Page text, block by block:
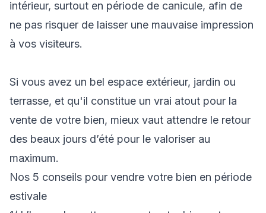
intérieur, surtout en période de canicule, afin de
ne pas risquer de laisser une mauvaise impression
à vos visiteurs.
Si vous avez un bel espace extérieur, jardin ou
terrasse, et qu'il constitue un vrai atout pour la
vente de votre bien, mieux vaut attendre le retour
des beaux jours d’été pour le valoriser au
maximum.
Nos 5 conseils pour vendre votre bien en période
estivale